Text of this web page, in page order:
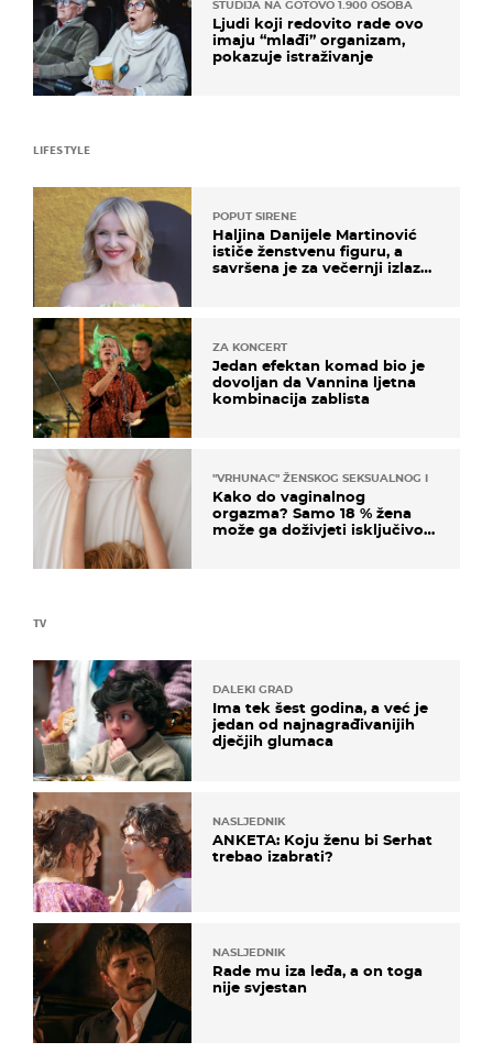
STUDIJA NA GOTOVO 1.900 OSOBA
Ljudi koji redovito rade ovo
imaju “mlađi” organizam,
pokazuje istraživanje
TV
DALEKI GRAD
Ima tek šest godina, a već je
jedan od najnagrađivanijih
dječjih glumaca
NASLJEDNIK
ANKETA: Koju ženu bi Serhat
trebao izabrati?
NASLJEDNIK
Rade mu iza leđa, a on toga
nije svjestan
LIFESTYLE
POPUT SIRENE
Haljina Danijele Martinović
ističe ženstvenu figuru, a
savršena je za večernji izlazak
ZA KONCERT
Jedan efektan komad bio je
dovoljan da Vannina ljetna
kombinacija zablista
"VRHUNAC" ŽENSKOG SEKSUALNOG ISKUSTVA
Kako do vaginalnog
orgazma? Samo 18 % žena
može ga doživjeti isključivo